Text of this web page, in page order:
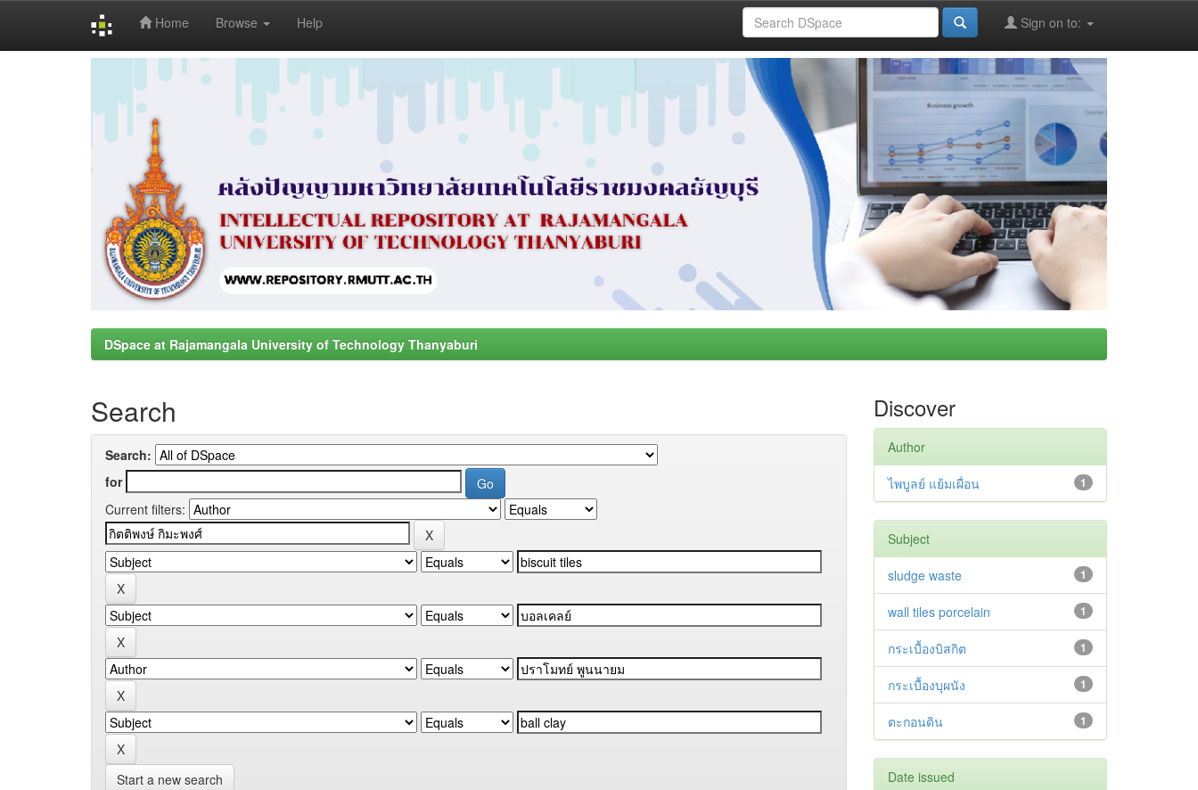
Home Browse Help Sign on to:
DSpace at Rajamangala University of Technology Thanyaburi
Search
Search:
for
Current filters:
Start a new search
Discover
Author
1
ไพบูลย์ แย้มเผื่อน
Subject
1
sludge waste
1
wall tiles porcelain
1
กระเบื้องบิสกิต
1
กระเบื้องบุผนัง
1
ตะกอนดิน
Date issued